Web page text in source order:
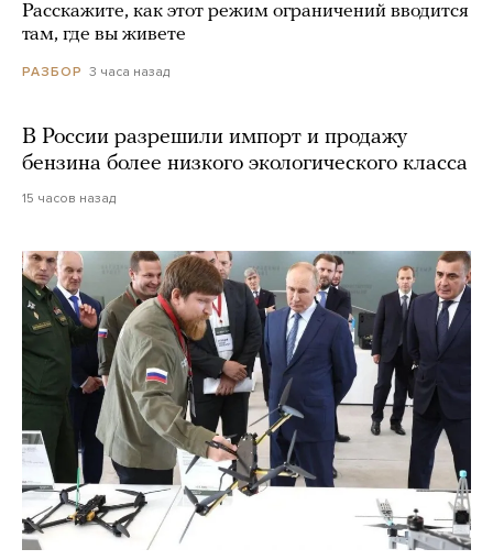
Расскажите, как этот режим ограничений вводится
там, где вы живете
РАЗБОР 3 часа назад
В России разрешили импорт и продажу
бензина более низкого экологического класса
15 часов назад